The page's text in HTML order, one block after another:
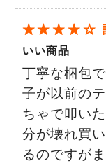
いい商品
丁寧な梱包
子が以前の
ちゃで叩い
分が壊れ買
るのですが